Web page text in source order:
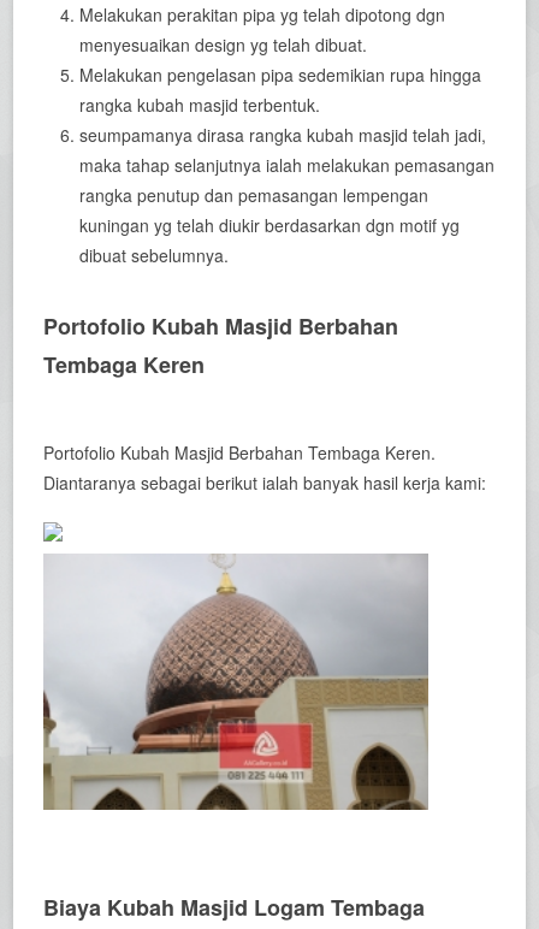
Melakukan perakitan pipa yg telah dipotong dgn
menyesuaikan design yg telah dibuat.
Melakukan pengelasan pipa sedemikian rupa hingga
rangka kubah masjid terbentuk.
seumpamanya dirasa rangka kubah masjid telah jadi,
maka tahap selanjutnya ialah melakukan pemasangan
rangka penutup dan pemasangan lempengan
kuningan yg telah diukir berdasarkan dgn motif yg
dibuat sebelumnya.
Portofolio Kubah Masjid Berbahan
Tembaga Keren
Portofolio Kubah Masjid Berbahan Tembaga Keren.
Diantaranya sebagai berikut ialah banyak hasil kerja kami:
Biaya Kubah Masjid Logam Tembaga